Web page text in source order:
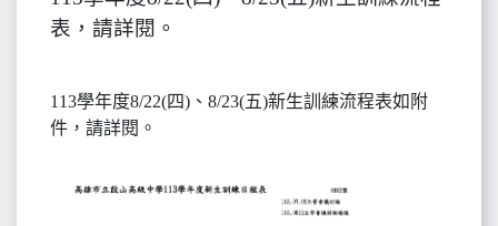
表，請詳閱。
113學年度8/22(四)、8/23(五)新生訓練流程表如附
件，請詳閱。